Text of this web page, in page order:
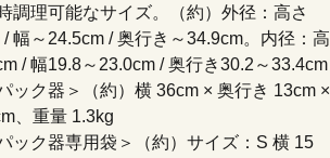
調理可能なサイズ。（約）外径：高さ
/ 幅～24.5cm / 奥行き～34.9cm。内径：高
/ 幅19.8～23.0cm / 奥行き30.2～33.4cm
ック器＞（約）横 36cm × 奥行き 13cm ×
、重量 1.3kg
ック器専用袋＞（約）サイズ：S 横 15